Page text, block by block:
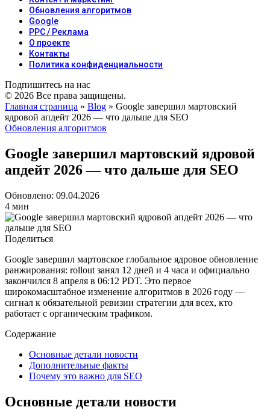
Обновления алгоритмов
Google
PPC / Реклама
О проекте
Контакты
Политика конфиденциальности
Подпишитесь на нас
© 2026 Все права защищены.
Главная страница » Blog » Google завершил мартовский
ядровой апдейт 2026 — что дальше для SEO
Обновления алгоритмов
Google завершил мартовский ядровой
апдейт 2026 — что дальше для SEO
Обновлено: 09.04.2026
4 мин
Поделиться
Google завершил мартовское глобальное ядровое обновление
ранжирования: rollout занял 12 дней и 4 часа и официально
закончился 8 апреля в 06:12 PDT. Это первое
широкомасштабное изменение алгоритмов в 2026 году —
сигнал к обязательной ревизии стратегии для всех, кто
работает с органическим трафиком.
Содержание
Основные детали новости
Дополнительные факты
Почему это важно для SEO
Основные детали новости